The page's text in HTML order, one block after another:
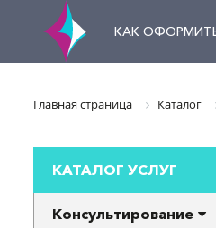
КАК
Главная страница Каталог
КАТАЛОГ УСЛУГ
Консультирование